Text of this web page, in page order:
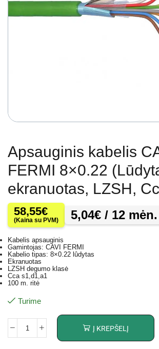
Apsauginis kabelis
FERMI 8×0.22
ekranuotas, LZSH,
58,55€
(Kaina su PVM) 5,04€ / 12 mėn.
Kabelis apsauginis
Gamintojas: CAVI FERMI
Kabelio tipas: 8×0.22 lûdytas
Ekranuotas
LZSH degumo klasė
Cca s1,d1,a1
100 m. ritė
Turime
Į KREPŠELĮ